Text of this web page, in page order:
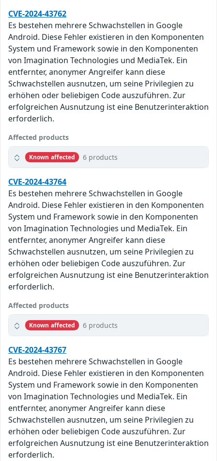
CVE-2024-43762
Es bestehen mehrere Schwachstellen in Google
Android. Diese Fehler existieren in den Komponenten
System und Framework sowie in den Komponenten
von Imagination Technologies und MediaTek. Ein
entfernter, anonymer Angreifer kann diese
Schwachstellen ausnutzen, um seine Privilegien zu
erhöhen oder beliebigen Code auszuführen. Zur
erfolgreichen Ausnutzung ist eine Benutzerinteraktion
erforderlich.
Affected products
Known affected 6 products
CVE-2024-43764
Es bestehen mehrere Schwachstellen in Google
Android. Diese Fehler existieren in den Komponenten
System und Framework sowie in den Komponenten
von Imagination Technologies und MediaTek. Ein
entfernter, anonymer Angreifer kann diese
Schwachstellen ausnutzen, um seine Privilegien zu
erhöhen oder beliebigen Code auszuführen. Zur
erfolgreichen Ausnutzung ist eine Benutzerinteraktion
erforderlich.
Affected products
Known affected 6 products
CVE-2024-43767
Es bestehen mehrere Schwachstellen in Google
Android. Diese Fehler existieren in den Komponenten
System und Framework sowie in den Komponenten
von Imagination Technologies und MediaTek. Ein
entfernter, anonymer Angreifer kann diese
Schwachstellen ausnutzen, um seine Privilegien zu
erhöhen oder beliebigen Code auszuführen. Zur
erfolgreichen Ausnutzung ist eine Benutzerinteraktion
erforderlich.